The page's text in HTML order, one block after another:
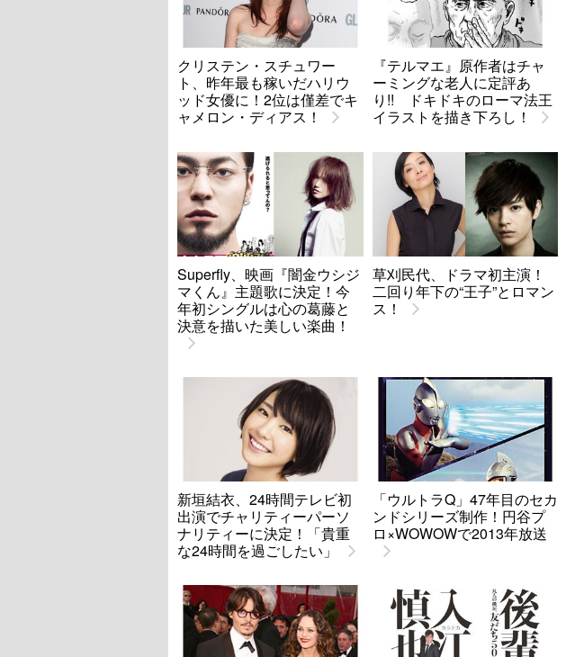
クリステン・スチュワー
ト、昨年最も稼いだハリウ
ッド女優に！2位は僅差でキ
ャメロン・ディアス！
『テルマエ』原作者はチャ
ーミングな老人に定評あ
り!! ドキドキのローマ法王
イラストを描き下ろし！
Superfly、映画『闇金ウシジ
マくん』主題歌に決定！今
年初シングルは心の葛藤と
決意を描いた美しい楽曲！
草刈民代、ドラマ初主演！
二回り年下の“王子”とロマン
ス！
新垣結衣、24時間テレビ初
出演でチャリティーパーソ
ナリティーに決定！「貴重
な24時間を過ごしたい」
「ウルトラQ」47年目のセカ
ンドシリーズ制作！円谷プ
ロ×WOWOWで2013年放送